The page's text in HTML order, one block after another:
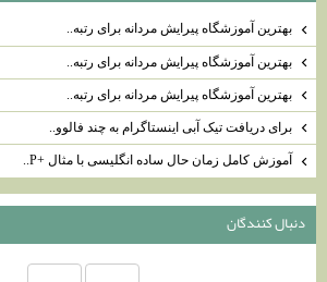
بهترین آموزشگاه پیرایش مردانه برای رتبه..
بهترین آموزشگاه پیرایش مردانه برای رتبه..
بهترین آموزشگاه پیرایش مردانه برای رتبه..
برای دریافت تیک آبی اینستاگرام به چند فالوو..
آموزش کامل زمان حال ساده انگلیسی با مثال +P..
دنبال كنندگان